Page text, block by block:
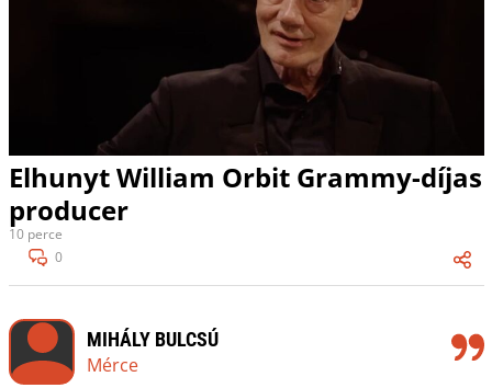
Elhunyt William Orbit Grammy-díjas
producer
10 perce
0
MIHÁLY BULCSÚ
Mérce